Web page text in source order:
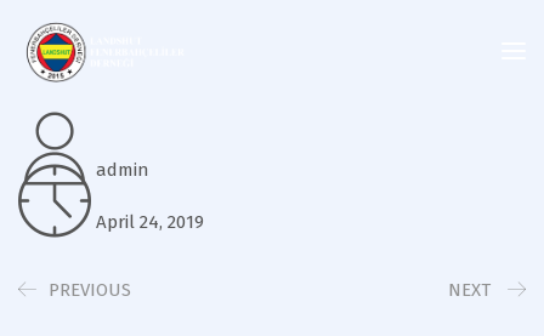
admin
April 24, 2019
PREVIOUS NEXT